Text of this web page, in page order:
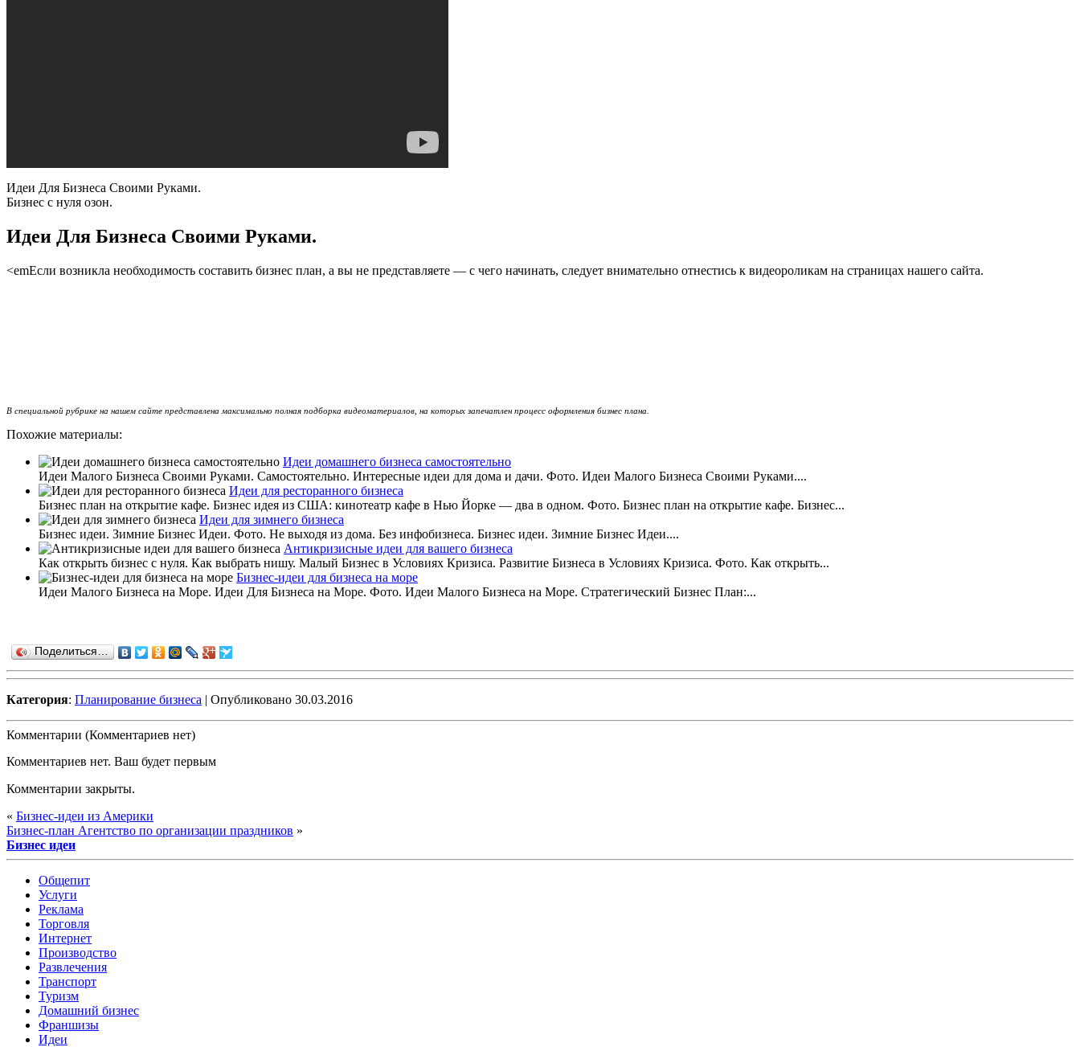
Идеи Для Бизнеса Своими Руками.
Бизнес с нуля озон.
Идеи Для Бизнеса Своими Руками.
<emЕсли возникла необходимость составить бизнес план, а вы не представляете — с чего начинать, следует внимательно отнестись к видеороликам на страницах нашего сайта.
В специальной рубрике на нашем сайте представлена максимально полная подборка видеоматериалов, на которых запечатлен процесс оформления бизнес плана.
Похожие материалы:
Идеи домашнего бизнеса самостоятельно
Идеи Малого Бизнеса Своими Руками. Самостоятельно. Интересные идеи для дома и дачи. Фото. Идеи Малого Бизнеса Своими Руками....
Идеи для ресторанного бизнеса
Бизнес план на открытие кафе. Бизнес идея из США: кинотеатр кафе в Нью Йорке — два в одном. Фото. Бизнес план на открытие кафе. Бизнес...
Идеи для зимнего бизнеса
Бизнес идеи. Зимние Бизнес Идеи. Фото. Не выходя из дома. Без инфобизнеса. Бизнес идеи. Зимние Бизнес Идеи....
Антикризисные идеи для вашего бизнеса
Как открыть бизнес с нуля. Как выбрать нишу. Малый Бизнес в Условиях Кризиса. Развитие Бизнеса в Условиях Кризиса. Фото. Как открыть...
Бизнес-идеи для бизнеса на море
Идеи Малого Бизнеса на Море. Идеи Для Бизнеса на Море. Фото. Идеи Малого Бизнеса на Море. Стратегический Бизнес План:...
Поделиться…
Категория: Планирование бизнеса | Опубликовано 30.03.2016
Комментарии (Комментариев нет)
Комментариев нет. Ваш будет первым
Комментарии закрыты.
« Бизнес-идеи из Америки
Бизнес-план Агентство по организации праздников »
Бизнес идеи
Общепит
Услуги
Реклама
Торговля
Интернет
Производство
Развлечения
Транспорт
Туризм
Домашний бизнес
Франшизы
Идеи